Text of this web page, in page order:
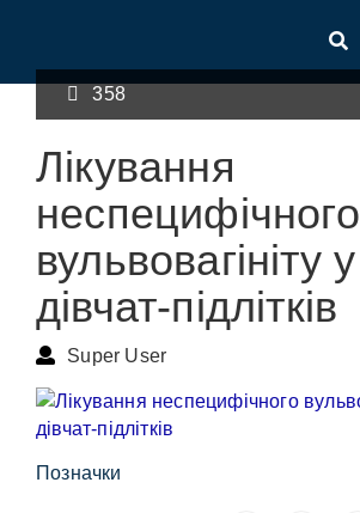
358
Лікування
неспецифічного
вульвовагініту у
дівчат-підлітків
Super User
Позначки